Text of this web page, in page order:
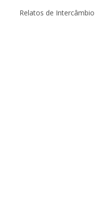
Relatos de Intercâmbio